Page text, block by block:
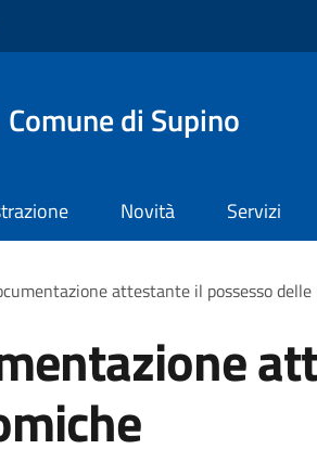
Comune di Supino
Novità Servizi
di pane
attestante il possesso